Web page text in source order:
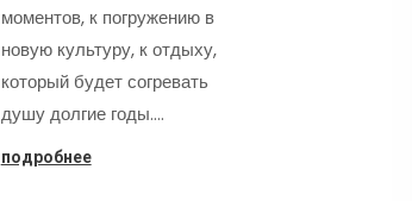
моментов, к погружению в
новую культуру, к отдыху,
который будет согревать
душу долгие годы.…
подробнее